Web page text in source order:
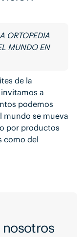
ORTOPEDIA
MUNDO EN
de la
a
podemos
mundo se mueva
por productos
como del